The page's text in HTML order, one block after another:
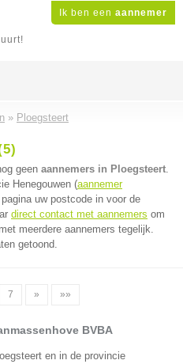
Ik ben een aannemer
» Ploegsteert
geen aannemers in Ploegsteert.
Henegouwen (aannemer
uw postcode in voor de
direct contact met aannemers om
meerdere aannemers tegelijk.
getoond.
7 » »»
BVBA
en in de provincie